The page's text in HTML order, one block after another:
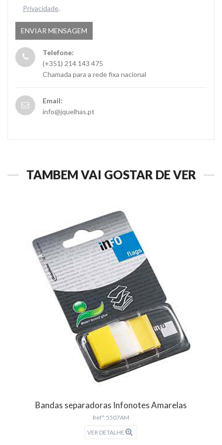
Privacidade.
Telefone:
(+351) 214 143 475
Chamada para a rede fixa nacional
Email:
info@jquelhas.pt
TAMBÉM VAI GOSTAR DE VER
Bandas separadoras Infonotes Amarelas
Refª: 5507AM
VER DETALHE